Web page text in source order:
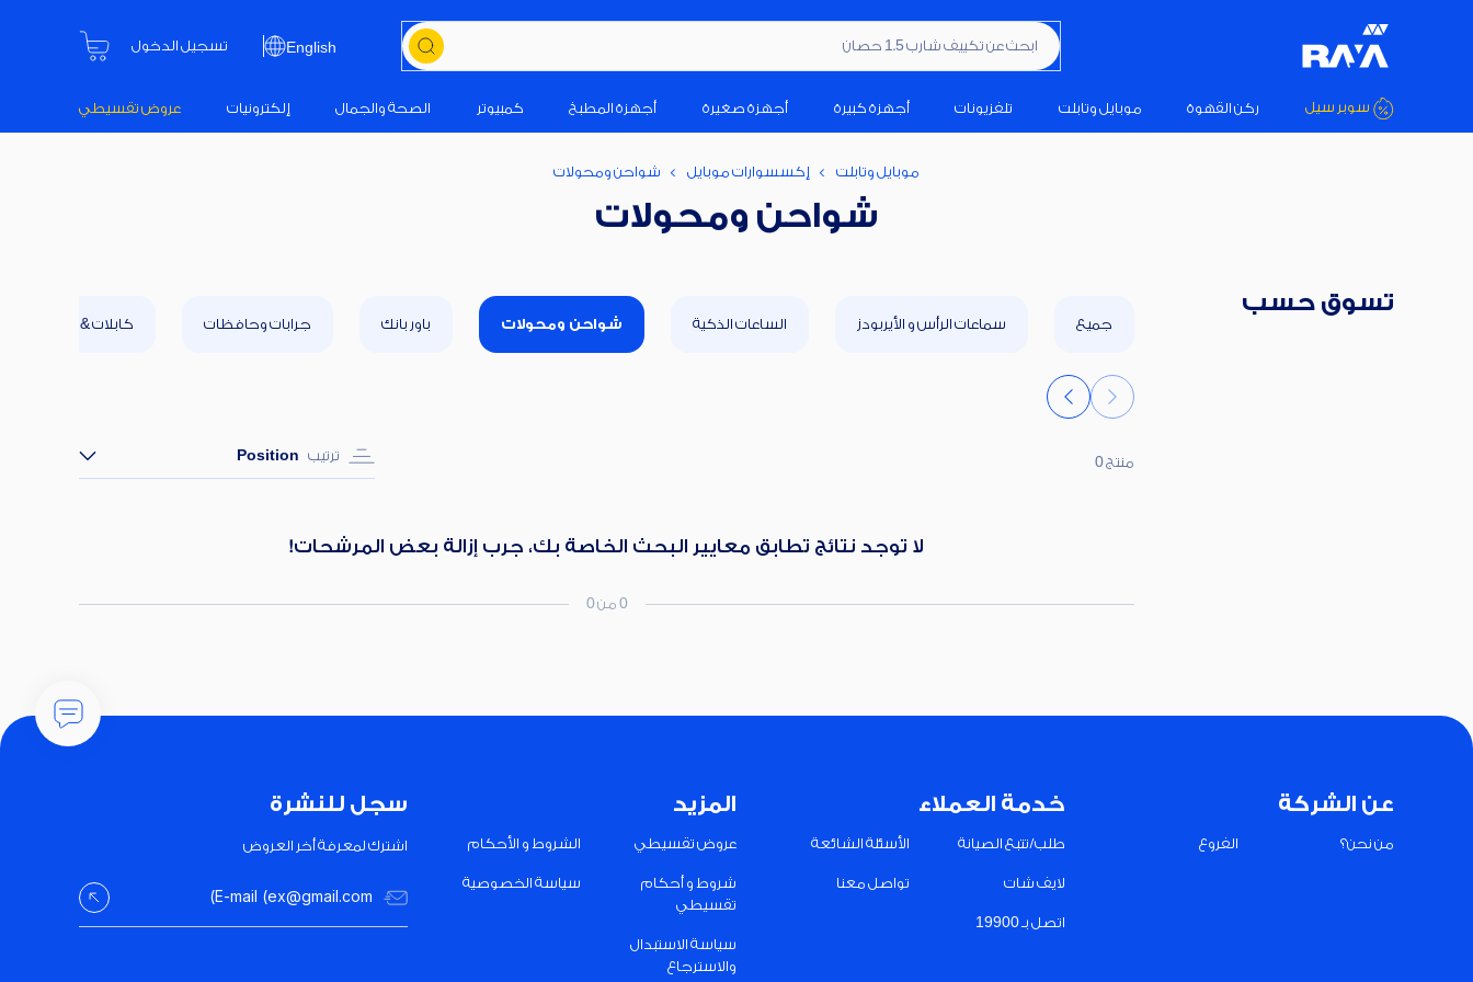
ابحث عن تكييف شارب 1.5 حصان English تسجيل الدخول
سوبر سيل ركن القهوة موبايل وتابلت تلفزيونات أجهزة كبيرة أجهزة صغيرة أجهزة المطبخ كمبيوتر الصحة والجمال إلكترونيات عروض تقسيطي
موبايل وتابلت إكسسوارات موبايل شواحن ومحولات
شواحن ومحولات
تسوق حسب
جميع سماعات الرأس و الأيربودز الساعات الذكية شواحن ومحولات باور بانك جرابات وحافظات كابلات & موصلات
منتج 0 ترتيب Position
لا توجد نتائج تطابق معايير البحث الخاصة بك، جرب إزالة بعض المرشحات!
0 من 0
عن الشركة
من نحن؟ الفروع
خدمة العملاء
طلب/تتبع الصيانة الأسئلة الشائعة
لايف شات تواصل معنا
اتصل بـ 19900
المزيد
عروض تقسيطي الشروط و الأحكام
شروط و أحكام
تقسيطي
سياسة الخصوصية
سياسة الاستبدال
والاسترجاع
سجل للنشرة
اشترك لمعرفة أخر العروض